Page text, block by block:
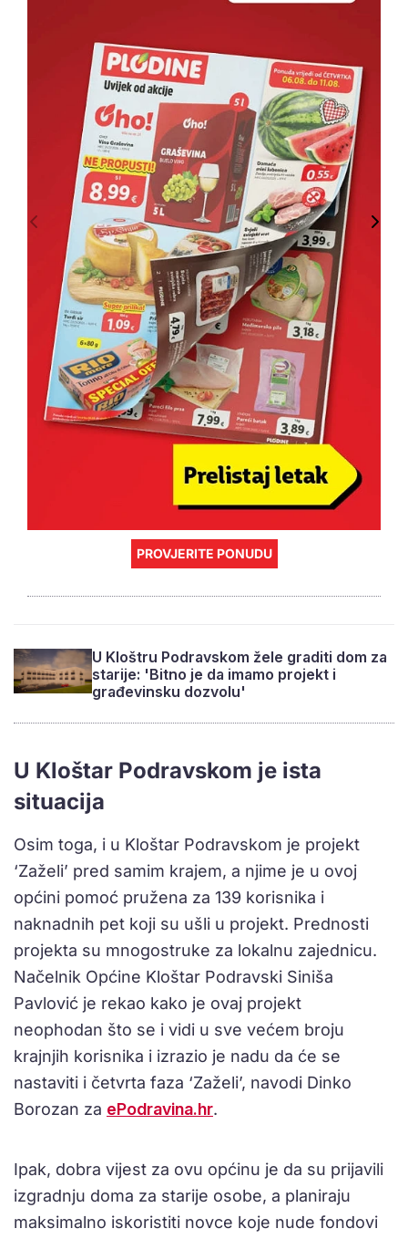
PROVJERITE PONUDU
U Kloštru Podravskom žele graditi dom za
starije: 'Bitno je da imamo projekt i
građevinsku dozvolu'
U Kloštar Podravskom je ista
situacija
Osim toga, i u Kloštar Podravskom je projekt
‘Zaželi’ pred samim krajem, a njime je u ovoj
općini pomoć pružena za 139 korisnika i
naknadnih pet koji su ušli u projekt. Prednosti
projekta su mnogostruke za lokalnu zajednicu.
Načelnik Općine Kloštar Podravski Siniša
Pavlović je rekao kako je ovaj projekt
neophodan što se i vidi u sve većem broju
krajnjih korisnika i izrazio je nadu da će se
nastaviti i četvrta faza ‘Zaželi’, navodi Dinko
Borozan za ePodravina.hr.
Ipak, dobra vijest za ovu općinu je da su prijavili
izgradnju doma za starije osobe, a planiraju
maksimalno iskoristiti novce koje nude fondovi